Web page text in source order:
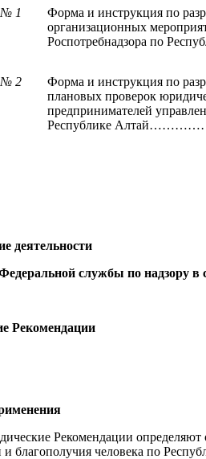
1
Форма и инструкция по
организационных
Роспотребнадзора по
№ 2
Форма и инструкция по
плановых проверок
предпринимателей
Республике
деятельности
службы по надзору в
Рекомендации
Рекомендации определяют
и благополучия человека по